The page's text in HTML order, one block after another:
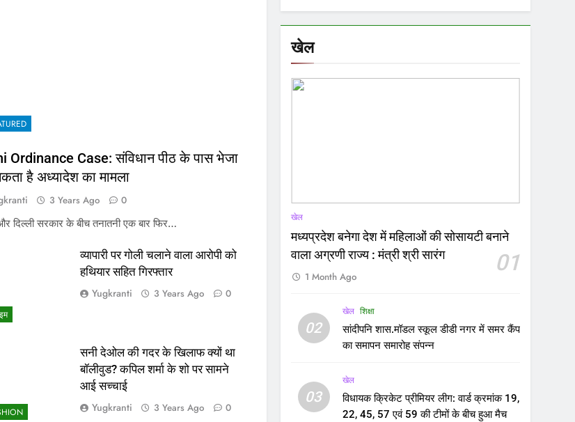
Ordinance Case: संविधान पीठ के पास भेजा
है अध्यादेश का मामला
3 Years Ago
0
दिल्ली सरकार के बीच तनातनी एक बार फिर…
व्यापारी पर गोली चलाने वाला आरोपी को
हथियार सहित गिरफ्तार
Yugkranti 3 Years Ago 0
सनी देओल की गदर के खिलाफ क्यों था
बॉलीवुड? कपिल शर्मा के शो पर सामने
आई सच्चाई
Yugkranti 3 Years Ago 0
खेल
खेल
मध्यप्रदेश बनेगा देश में महिलाओं की सोसायटी बनाने
वाला अग्रणी राज्य : मंत्री श्री सारंग
01
1 Month Ago
02
खेल शिक्षा
सांदीपनि शास.मॉडल स्कूल डीडी नगर में समर कैंप
का समापन समारोह संपन्न
03
खेल
विधायक क्रिकेट प्रीमियर लीग: वार्ड क्रमांक 19,
22, 45, 57 एवं 59 की टीमों के बीच हुआ मैच